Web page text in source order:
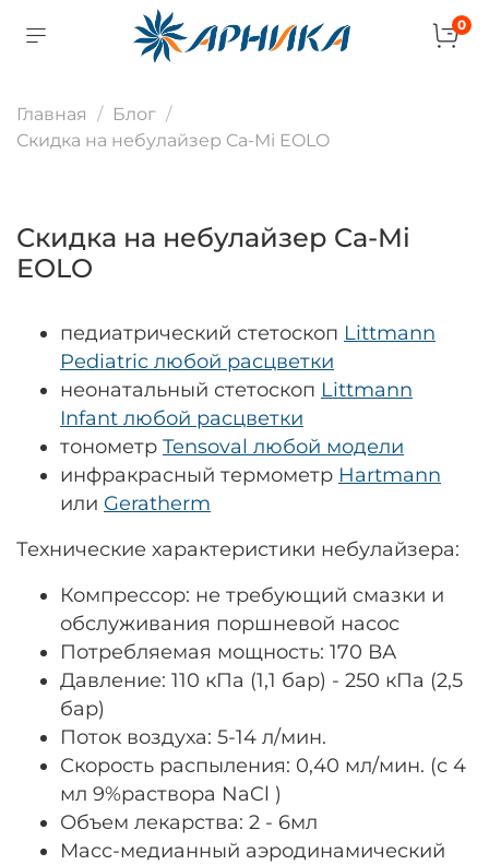
0
Главная
Блог
Скидка на небулайзер Ca-Mi EOLO
Скидка на небулайзер Ca-Mi
EOLO
педиатрический стетоскоп Littmann
Pediatric любой расцветки
неонатальный стетоскоп Littmann
Infant любой расцветки
тонометр Tensoval любой модели
инфракрасный термометр Hartmann
или Geratherm
Технические характеристики небулайзера:
Компрессор: не требующий смазки и
обслуживания поршневой насос
Потребляемая мощность: 170 ВА
Давление: 110 кПа (1,1 бар) - 250 кПа (2,5
бар)
Поток воздуха: 5-14 л/мин.
Скорость распыления: 0,40 мл/мин. (с 4
мл 9%раствора NaCl )
Объем лекарства: 2 - 6мл
Масс-медианный аэродинамический